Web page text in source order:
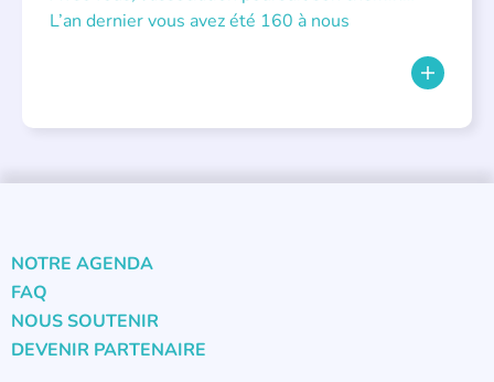
L’an dernier vous avez été 160 à nous
NOTRE AGENDA
FAQ
NOUS SOUTENIR
DEVENIR PARTENAIRE